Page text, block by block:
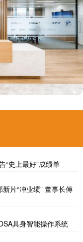
“史上最好”成绩单
片“冲业绩” 董事长傅
具身智能操作系统